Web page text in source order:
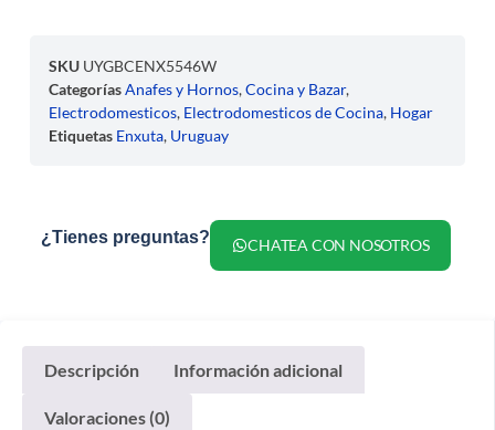
SKU UYGBCENX5546W
CategoríasAnafes y Hornos,Cocina y Bazar,
Electrodomesticos, Electrodomesticos de Cocina, Hogar
Etiquetas Enxuta, Uruguay
¿Tienes preguntas? CHATEA CON NOSOTROS
Descripción Información adicional
Valoraciones (0)